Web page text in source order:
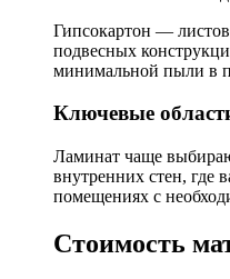
Гипсокартон —
подвесных
минимальной пыли в
Ключевые
Ламинат чаще
внутренних стен, где
помещениях с
Стоимость